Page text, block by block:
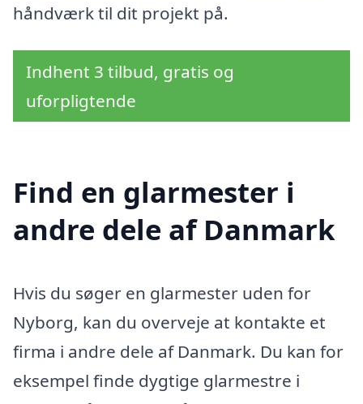
håndværk til dit projekt på.
Indhent 3 tilbud, gratis og
uforpligtende
Find en glarmester i
andre dele af Danmark
Hvis du søger en glarmester uden for
Nyborg, kan du overveje at kontakte et
firma i andre dele af Danmark. Du kan for
eksempel finde dygtige glarmestre i